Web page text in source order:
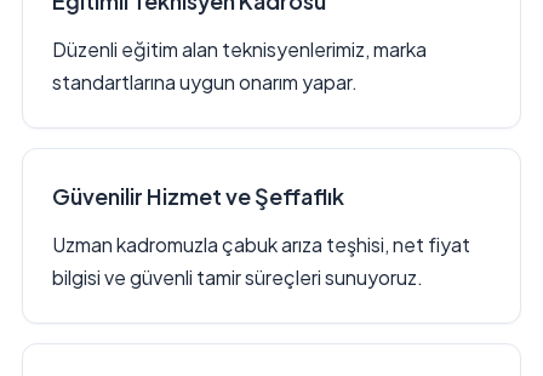
Düzenli eğitim alan teknisyenlerimiz, marka
standartlarına uygun onarım yapar.
Güvenilir Hizmet ve Şeffaflık
Uzman kadromuzla çabuk arıza teşhisi, net fiyat
bilgisi ve güvenli tamir süreçleri sunuyoruz.